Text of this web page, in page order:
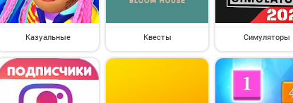
Казуальные Квесты Симуляторы